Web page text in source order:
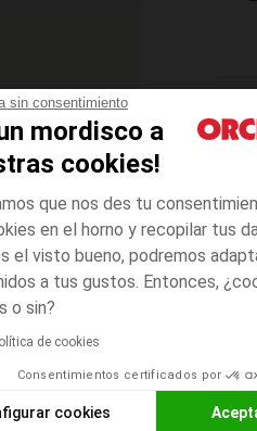
sin consentimiento
mordisco a
cookies!
que nos des tu
en el horno y recopilar tus
el visto bueno, podremos
a tus gustos. Entonces,
o sin?
de cookies
Consentimientos certificados por
cookies